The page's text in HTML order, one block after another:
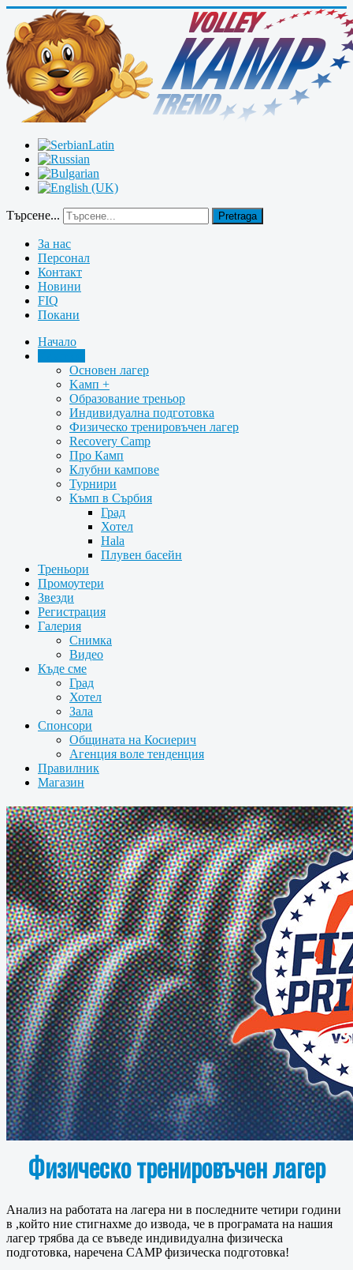
Търсене... Pretraga
За нас
Персонал
Контакт
Новини
FIQ
Покани
Начало
Oсновен лагер
Kамп +
Образование треньор
Индивидуална подготовка
Физическо тренировъчен лагер
Recovery Camp
Про Камп
Клубни кампове
Турнири
Къмп в Сърбия
Град
Хотел
Hala
Плувен басейн
Треньори
Промоутери
Звезди
Регистрация
Галерия
Снимка
Видео
Къде сме
Град
Хотел
Зала
Спонсори
Общината на Косиерич
Агенция воле тенденция
Правилник
Магазин
Физическо тренировъчен лагер
Анализ на работата на лагера ни в последните четири години
в ,който ние стигнахме до извода, че в програмата на нашия
лагер трябва да се въведе индивидуална физическа
подготовка, наречена CAMP физическа подготовка!